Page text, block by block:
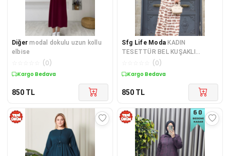
Diğer modal dokulu uzun kollu
elbise
(0)
Kargo Bedava
850 TL
Sfg Life Moda KADIN
TESETTÜR BEL KUŞAKLI
DOKUMA VİSKON KUMAŞ ŞIK
(0)
Kargo Bedava
850 TL